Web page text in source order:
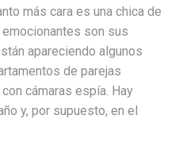
más cara es una chica de
son sus
apareciendo algunos
de parejas
cámaras espía. Hay
y, por supuesto, en el